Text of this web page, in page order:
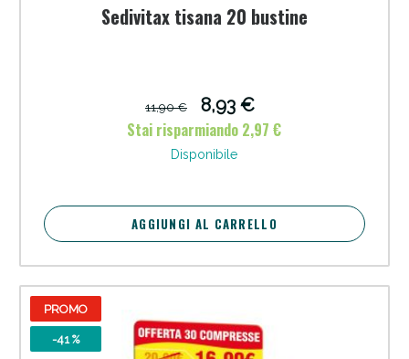
Sedivitax tisana 20 bustine
11,90 €
8,93 €
Stai risparmiando 2,97 €
Disponibile
AGGIUNGI AL CARRELLO
PROMO
-41 %